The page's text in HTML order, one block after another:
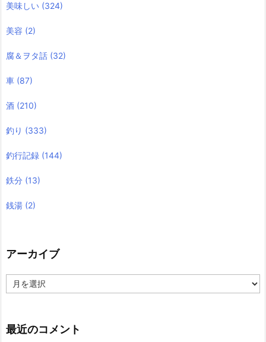
美味しい (324)
美容 (2)
腐＆ヲタ話 (32)
車 (87)
酒 (210)
釣り (333)
釣行記録 (144)
鉄分 (13)
銭湯 (2)
アーカイブ
ー
ブ
最近のコメント